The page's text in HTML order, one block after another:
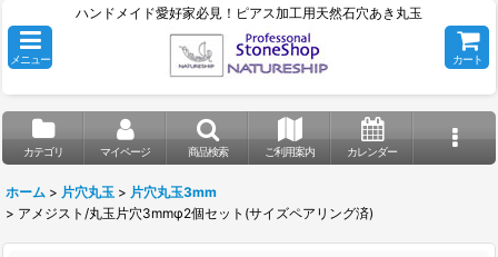
ハンドメイド愛好家必見！ピアス加工用天然石穴あき丸玉
メニュー カート
カテゴリ マイページ 商品検索 ご利用案内 カレンダー
ホーム > 片穴丸玉 > 片穴丸玉3mm
> アメジスト/丸玉片穴3mmφ2個セット(サイズペアリング済)